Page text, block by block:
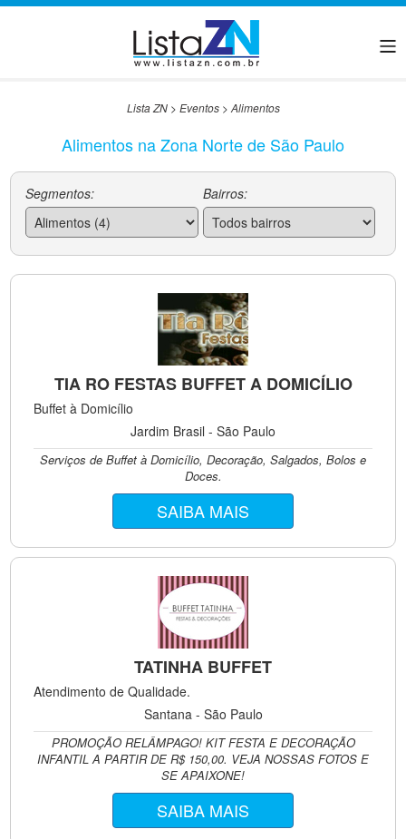
Lista ZN> Eventos> Alimentos
Alimentos na Zona Norte de São Paulo
Segmentos: Bairros:
TIA RO FESTAS BUFFET A DOMICÍLIO
Buffet à Domicílio
Jardim Brasil - São Paulo
Serviços de Buffet à Domicílio, Decoração, Salgados, Bolos e
Doces.
SAIBA MAIS
TATINHA BUFFET
Atendimento de Qualidade.
Santana - São Paulo
PROMOÇÃO RELÂMPAGO! KIT FESTA E DECORAÇÃO
INFANTIL A PARTIR DE R$ 150,00. VEJA NOSSAS FOTOS E
SE APAIXONE!
SAIBA MAIS